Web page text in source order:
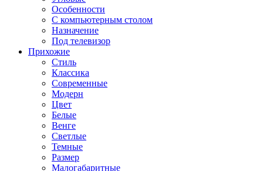
Особенности
С компьютерным столом
Назначение
Под телевизор
Прихожие
Стиль
Классика
Современные
Модерн
Цвет
Белые
Венге
Светлые
Темные
Размер
Малогабаритные